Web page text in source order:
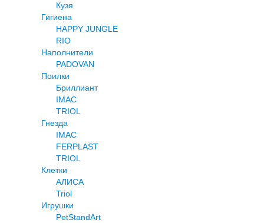
Кузя
Гигиена
HAPPY JUNGLE
RIO
Наполнители
PADOVAN
Поилки
Бриллиант
IMAC
TRIOL
Гнезда
IMAC
FERPLAST
TRIOL
Клетки
АЛИСА
Triol
Игрушки
PetStandArt